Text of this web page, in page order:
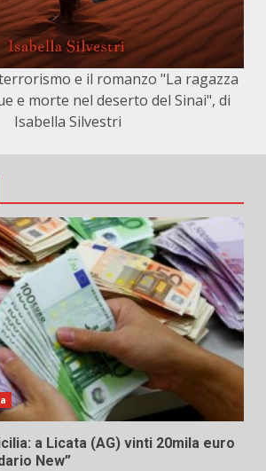
e il romanzo "La ragazza
e morte nel deserto del Sinai", di
Isabella Silvestri
a Licata (AG) vinti 20mila euro
New”